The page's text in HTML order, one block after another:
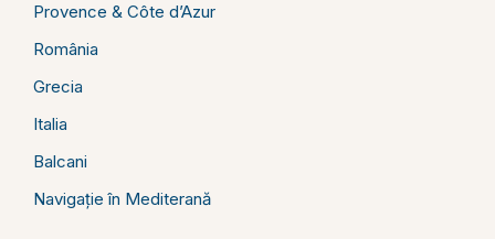
Provence & Côte d’Azur
România
Grecia
Italia
Balcani
Navigație în Mediterană